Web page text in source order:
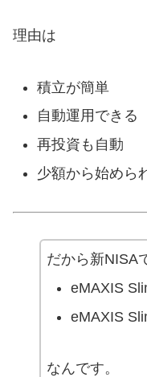
理由は
積立が簡単
自動運用できる
再投資も自動
少額から始めら
だから新NISA
eMAXIS
eMAXIS
なんです。